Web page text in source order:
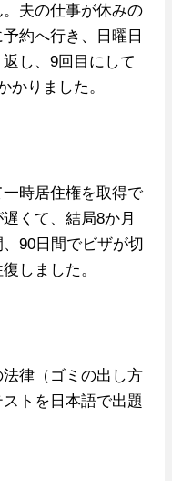
夫の仕事が休みの
約へ行き、日曜日
し、9回目にして
かりました。
時居住権を取得で
くて、結局8か月
90日間でビザが切
しました。
律（ゴミの出し方
トを日本語で出題